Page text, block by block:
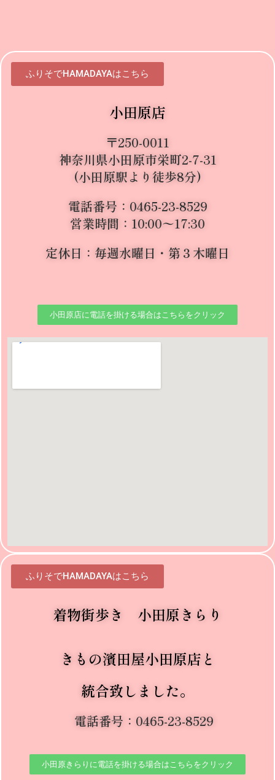
ふりそでHAMADAYAはこちら
小田原店
〒250-0011
神奈川県小田原市栄町2-7-31
(小田原駅より徒歩8分)
電話番号 ： 0465-23-8529
営業時間 ： 10:00〜17:30
定休日 ： 毎週水曜日 ・ 第３木曜日
小田原店に電話を掛ける場合はこちらをクリック
ふりそでHAMADAYAはこちら
着物街歩き 小田原きらり
きもの濱田屋小田原店と
統合致しました。
電話番号 ： 0465-23-8529
小田原きらりに電話を掛ける場合はこちらをクリック